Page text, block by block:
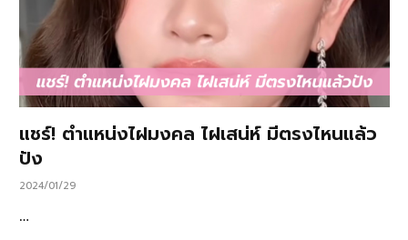
แชร์! ตำแหน่งไฝมงคล ไฝเสน่ห์ มีตรงไหนแล้ว
ปัง
2024/01/29
…